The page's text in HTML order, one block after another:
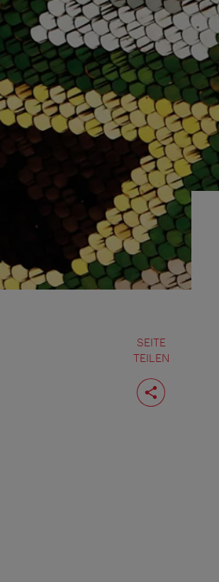
SEITE
TEILEN
Seite
teilen